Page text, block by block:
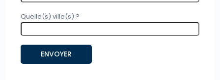
Quelle(s) ville(s) ?